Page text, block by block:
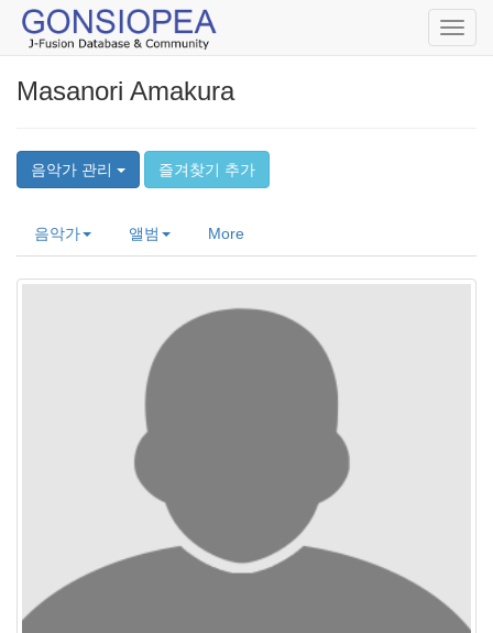
Masanori Amakura
음악가 관리 즐겨찾기 추가
음악가 앨범 More